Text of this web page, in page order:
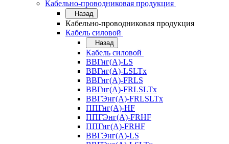
Кабельно-проводниковая продукция
Назад
Кабельно-проводниковая продукция
Кабель силовой
Назад
Кабель силовой
ВВГнг(А)-LS
ВВГнг(А)-LSLTx
ВВГнг(А)-FRLS
ВВГнг(А)-FRLSLTx
ВВГЭнг(А)-FRLSLTx
ППГнг(А)-HF
ППГЭнг(А)-FRHF
ППГнг(А)-FRHF
ВВГЭнг(А)-LS